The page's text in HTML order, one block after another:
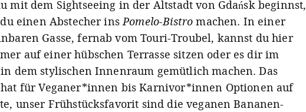
mit dem Sightseeing in der Altstadt von Gdańsk beginnst,
einen Abstecher insPomelo-Bistro machen. In einer
Gasse, fernab vom Touri-Troubel, kannst du hier
auf einer hübschen Terrasse sitzen oder es dir im
dem stylischen Innenraum gemütlich machen. Das
für Veganer*innen bis Karnivor*innen Optionen auf
unser Frühstücksfavorit sind die veganen Bananen-